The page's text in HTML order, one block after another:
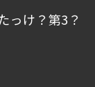
っけ？第3？